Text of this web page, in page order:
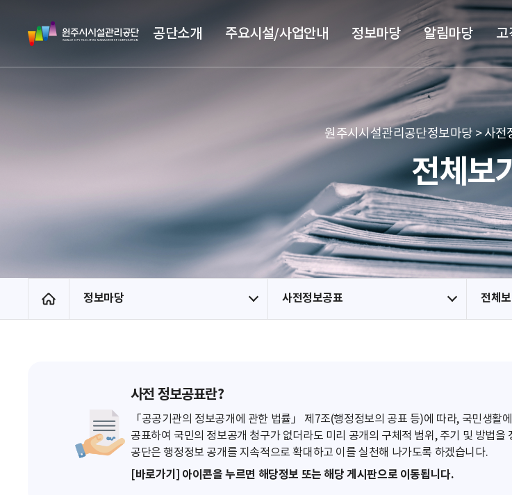
본문 바로가기
메뉴 바로가기
원
주
시
관
단
공단소개 주요시설/사업안내 정보마당 알림마당
원주시시설관리공단정보마당 > 사전
전체보
홈 정보마당 사전정보공표 전체보
사전 정보공표란?
「공공기관의 정보공개에 관한 법률」 제7조(행정정보의 공표 등)에 따라, 국민생
공표하여 국민의 정보공개 청구가 없더라도 미리 공개의 구체적 범위, 주기 및 방법
공단은 행정정보 공개를 지속적으로 확대하고 이를 실천해 나가도록 하겠습니다.
[바로가기] 아이콘을 누르면 해당정보 또는 해당 게시판으로 이동됩니다.